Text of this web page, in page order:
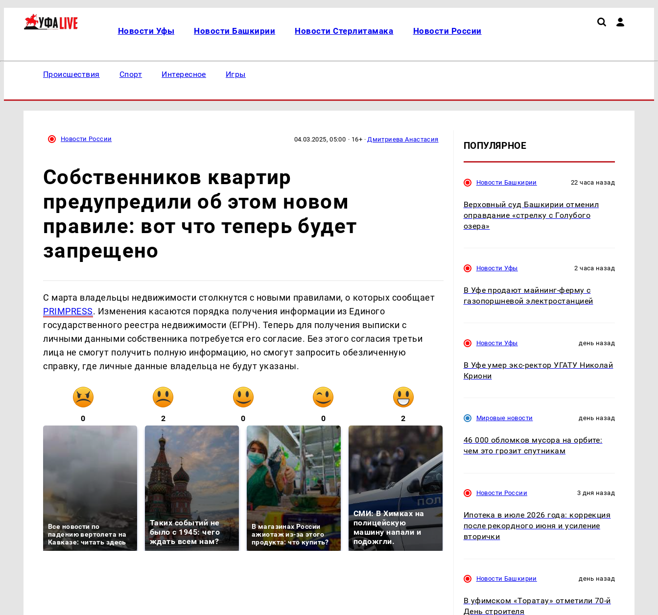
Новости Уфы Новости Башкирии Новости Стерлитамака Новости России
Происшествия Спорт Интересное Игры
Новости России 04.03.2025, 05:00 · 16+ · Дмитриева Анастасия
Собственников квартир
предупредили об этом новом
правиле: вот что теперь будет
запрещено
С марта владельцы недвижимости столкнутся с новыми правилами, о которых сообщает
PRIMPRESS. Изменения касаются порядка получения информации из Единого
государственного реестра недвижимости (ЕГРН). Теперь для получения выписки с
личными данными собственника потребуется его согласие. Без этого согласия третьи
лица не смогут получить полную информацию, но смогут запросить обезличенную
справку, где личные данные владельца не будут указаны.
0 2 0 0 2
Все новости по
падению вертолета на
Кавказе: читать здесь
Таких событий не
было с 1945: чего
ждать всем нам?
В магазинах России
ажиотаж из-за этого
продукта: что купить?
СМИ: В Химках на
полицейскую
машину напали и
подожгли.
Где будет встреча
президентов США и
России: Европа?
Такую зиму в России
никто не ждал: как
ПОПУЛЯРНОЕ
Новости Башкирии 22 часа назад
Верховный суд Башкирии отменил
оправдание «стрелку с Голубого
озера»
Новости Уфы 2 часа назад
В Уфе продают майнинг-ферму с
газопоршневой электростанцией
Новости Уфы день назад
В Уфе умер экс-ректор УГАТУ Николай
Криони
Мировые новости день назад
46 000 обломков мусора на орбите:
чем это грозит спутникам
Новости России 3 дня назад
Ипотека в июле 2026 года: коррекция
после рекордного июня и усиление
вторички
Новости Башкирии день назад
В уфимском «Торатау» отметили 70-й
День строителя